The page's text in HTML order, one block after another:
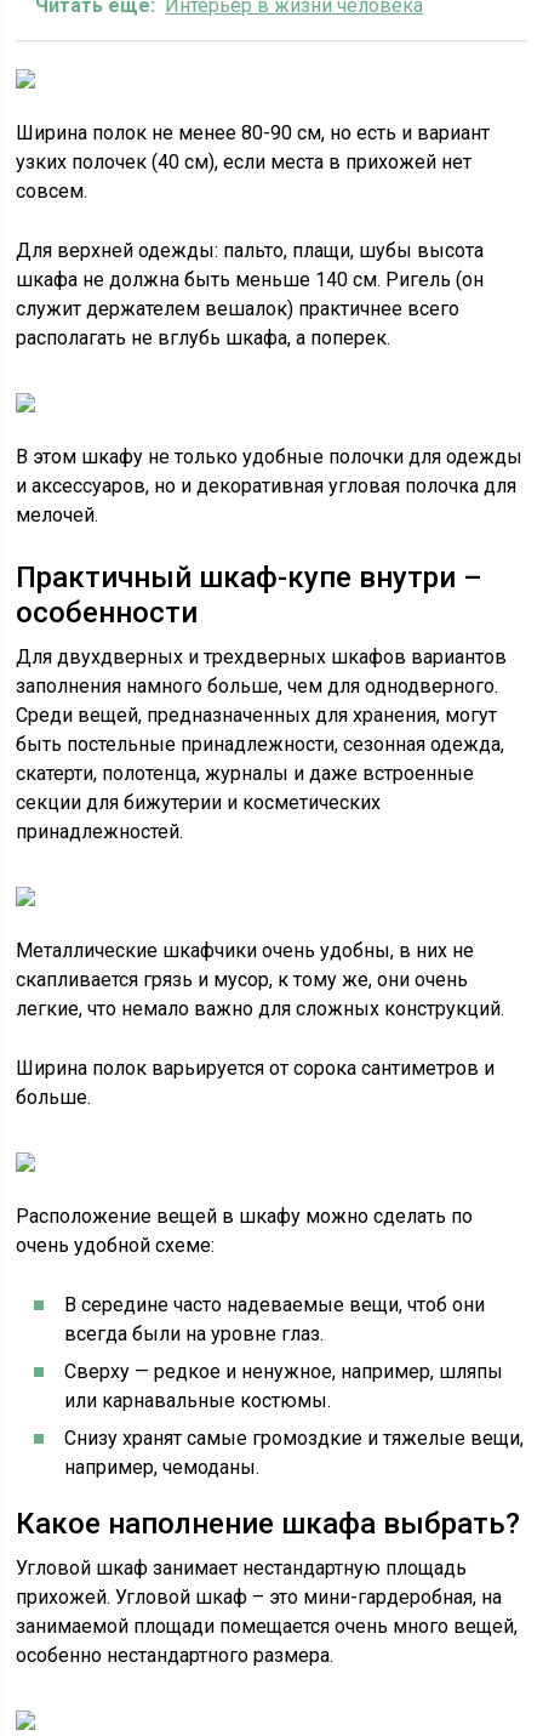
Читать еще: Интерьер в жизни человека
Ширина полок не менее 80-90 см, но есть и вариант
узких полочек (40 см), если места в прихожей нет
совсем.
Для верхней одежды: пальто, плащи, шубы высота
шкафа не должна быть меньше 140 см. Ригель (он
служит держателем вешалок) практичнее всего
располагать не вглубь шкафа, а поперек.
В этом шкафу не только удобные полочки для одежды
и аксессуаров, но и декоративная угловая полочка для
мелочей.
Практичный шкаф-купе внутри –
особенности
Для двухдверных и трехдверных шкафов вариантов
заполнения намного больше, чем для однодверного.
Среди вещей, предназначенных для хранения, могут
быть постельные принадлежности, сезонная одежда,
скатерти, полотенца, журналы и даже встроенные
секции для бижутерии и косметических
принадлежностей.
Металлические шкафчики очень удобны, в них не
скапливается грязь и мусор, к тому же, они очень
легкие, что немало важно для сложных конструкций.
Ширина полок варьируется от сорока сантиметров и
больше.
Расположение вещей в шкафу можно сделать по
очень удобной схеме:
В середине часто надеваемые вещи, чтоб они
всегда были на уровне глаз.
Сверху — редкое и ненужное, например, шляпы
или карнавальные костюмы.
Снизу хранят самые громоздкие и тяжелые вещи,
например, чемоданы.
Какое наполнение шкафа выбрать?
Угловой шкаф занимает нестандартную площадь
прихожей. Угловой шкаф – это мини-гардеробная, на
занимаемой площади помещается очень много вещей,
особенно нестандартного размера.